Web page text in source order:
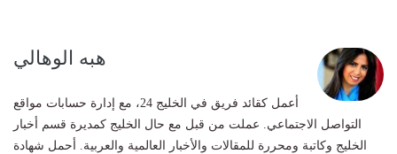
هبه الوهالي
أعمل كقائد فريق في الخليج 24، مع إدارة حسابات مواقع
التواصل الاجتماعي. عملت من قبل مع حال الخليج كمديرة قسم أخبار
الخليج وكاتبة ومحررة للمقالات والأخبار العالمية والعربية. أحمل شهادة